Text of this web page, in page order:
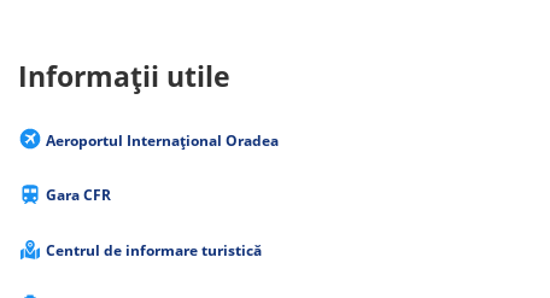
Informații utile
Aeroportul Internațional Oradea
Gara CFR
Centrul de informare turistică